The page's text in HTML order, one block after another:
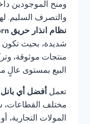
ومنح الموجودين
والتصرف السليم.
نظام انذار حريق Thorn في مصر
شديدة، بحيث تكون
منتجات موثوقة،
البيع بمستوى عالٍ
تعمل أفضل أي بانل
مختلف القطاعات،
المولات التجارية،